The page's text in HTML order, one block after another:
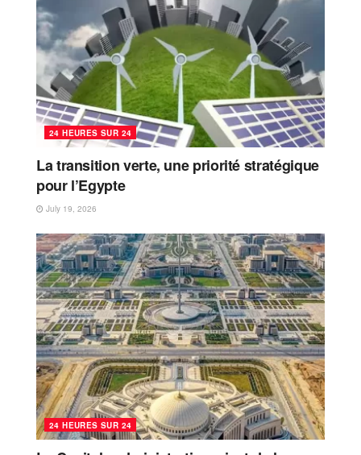
24 HEURES SUR 24
La transition verte, une priorité stratégique
pour l’Egypte
July 19, 2026
24 HEURES SUR 24